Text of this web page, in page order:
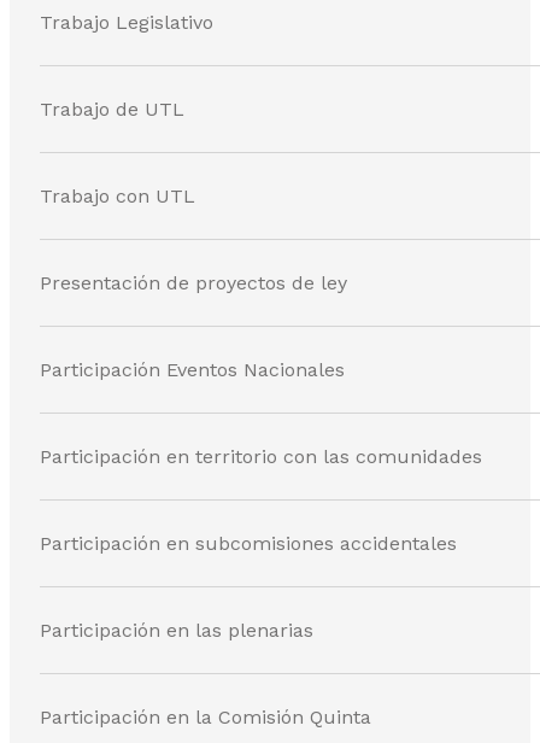
Trabajo Legislativo
Trabajo de UTL
Trabajo con UTL
Presentación de proyectos de ley
Participación Eventos Nacionales
Participación en territorio con las comunidades
Participación en subcomisiones accidentales
Participación en las plenarias
Participación en la Comisión Quinta